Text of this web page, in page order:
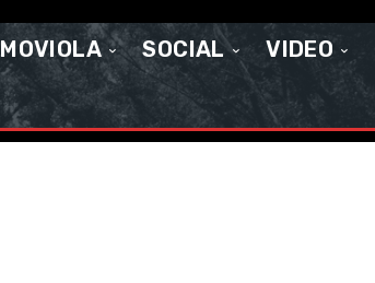
MOVIOLA SOCIAL VIDEO